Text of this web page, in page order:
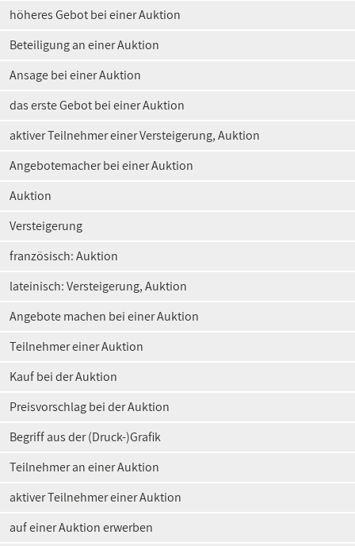
höheres Gebot bei einer Auktion
Beteiligung an einer Auktion
Ansage bei einer Auktion
das erste Gebot bei einer Auktion
aktiver Teilnehmer einer Versteigerung, Auktion
Angebotemacher bei einer Auktion
Auktion
Versteigerung
französisch: Auktion
lateinisch: Versteigerung, Auktion
Angebote machen bei einer Auktion
Teilnehmer einer Auktion
Kauf bei der Auktion
Preisvorschlag bei der Auktion
Begriff aus der (Druck-)Grafik
Teilnehmer an einer Auktion
aktiver Teilnehmer einer Auktion
auf einer Auktion erwerben